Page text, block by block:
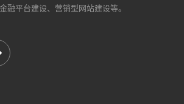
融平台建设、营销型网站建设等。